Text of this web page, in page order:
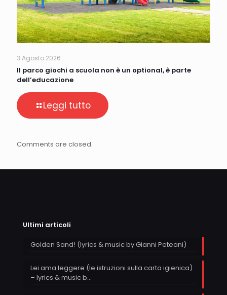
3 Agosto 2026
Il parco giochi a scuola non è un optional, è parte
dell’educazione
Leggi tutto
Comments are closed.
Ultimi articoli
Golden Sand! (lyrics & music by Gianni Peteani)
Lei ama leggere (le istruzioni sulla carta igienica)
– lyrics & music b…